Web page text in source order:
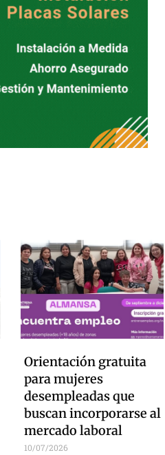
Orientación gratuita
para mujeres
desempleadas que
buscan incorporarse al
mercado laboral
10/07/2026